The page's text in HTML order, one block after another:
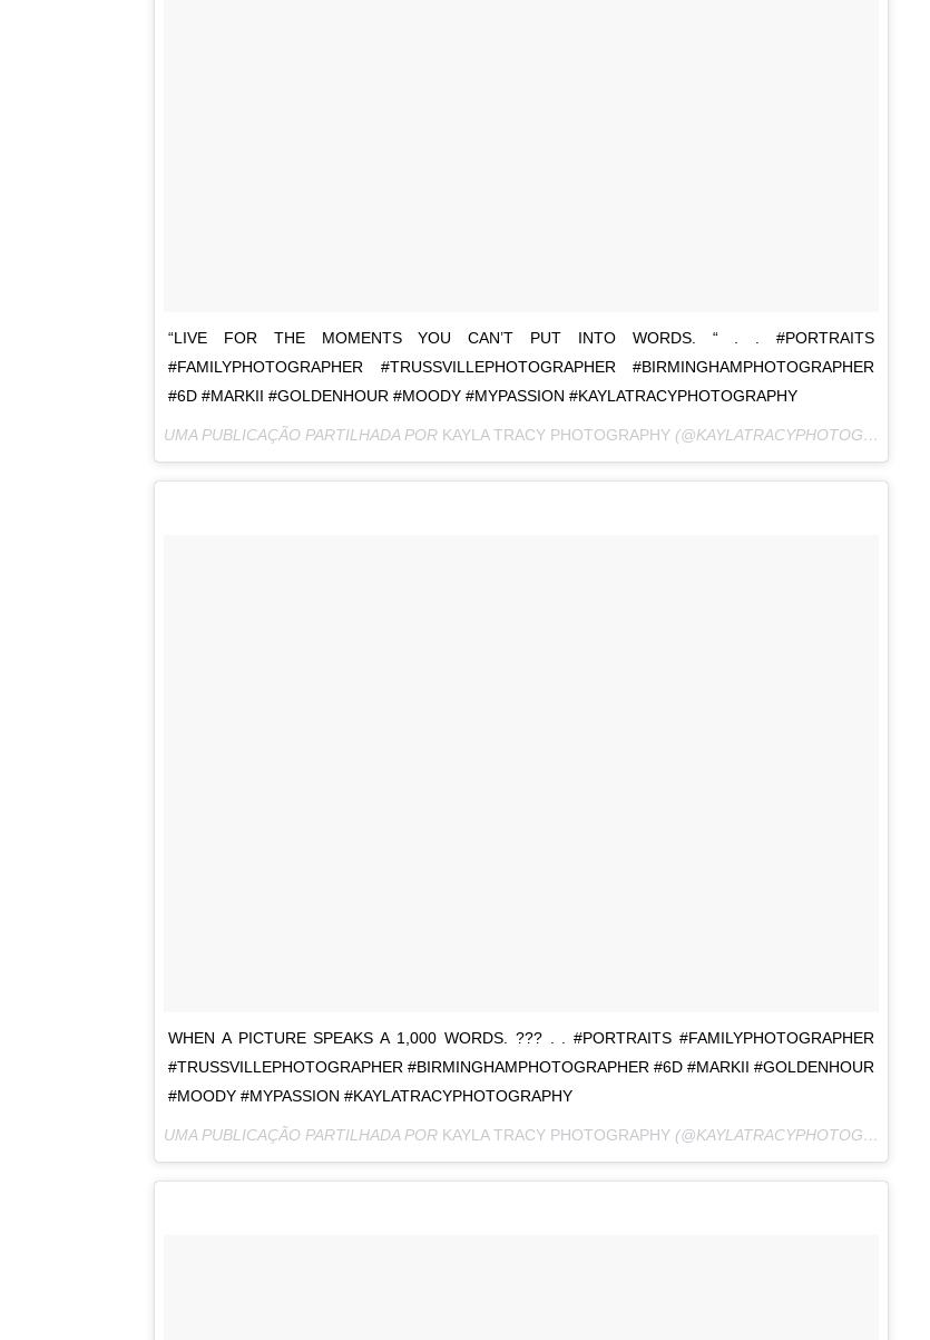
“LIVE FOR THE MOMENTS YOU CAN’T PUT INTO WORDS. “ . . #PORTRAITS
#FAMILYPHOTOGRAPHER #TRUSSVILLEPHOTOGRAPHER #BIRMINGHAMPHOTOGRAPHER
#6D #MARKII #GOLDENHOUR #MOODY #MYPASSION #KAYLATRACYPHOTOGRAPHY
UMA PUBLICAÇÃO PARTILHADA POR KAYLA TRACY PHOTOGRAPHY (@KAYLATRACYPHOTOGRAPHY) A
WHEN A PICTURE SPEAKS A 1,000 WORDS. ??? . . #PORTRAITS #FAMILYPHOTOGRAPHER
#TRUSSVILLEPHOTOGRAPHER #BIRMINGHAMPHOTOGRAPHER #6D #MARKII #GOLDENHOUR
#MOODY #MYPASSION #KAYLATRACYPHOTOGRAPHY
UMA PUBLICAÇÃO PARTILHADA POR KAYLA TRACY PHOTOGRAPHY (@KAYLATRACYPHOTOGRAPHY) A